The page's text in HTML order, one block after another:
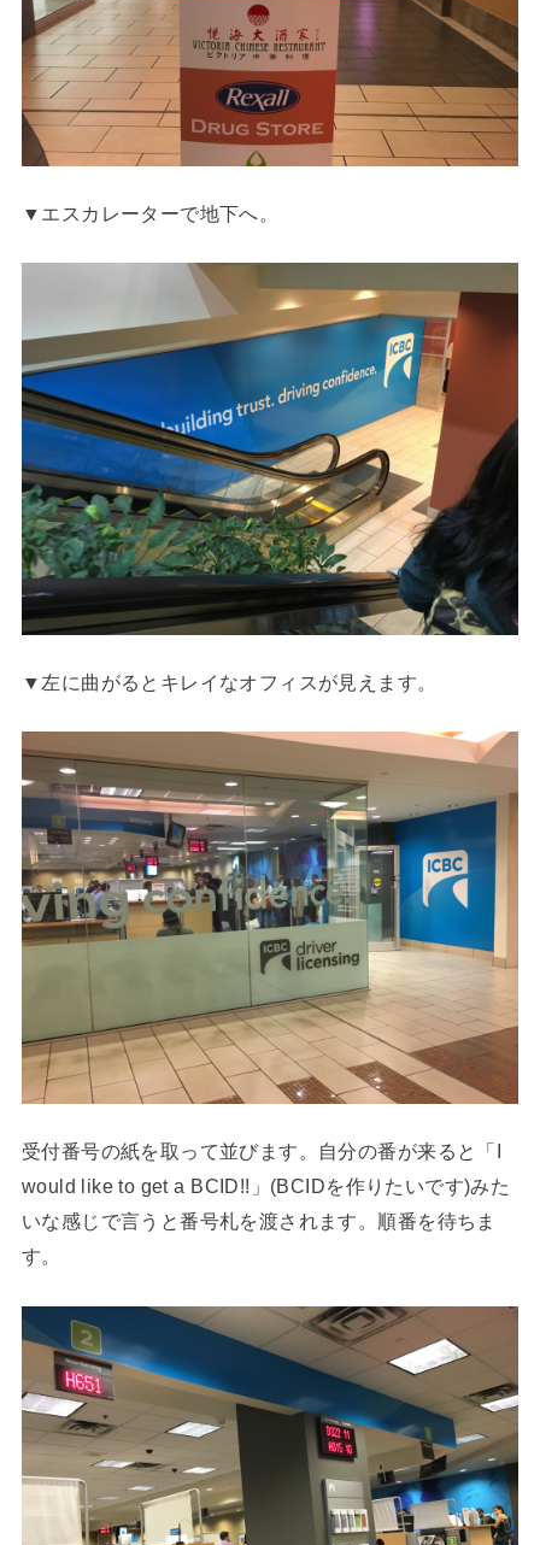
▼エスカレーターで地下へ。
▼左に曲がるとキレイなオフィスが見えます。
受付番号の紙を取って並びます。自分の番が来ると「I
would like to get a BCID!!」(BCIDを作りたいです)みた
いな感じで言うと番号札を渡されます。順番を待ちま
す。